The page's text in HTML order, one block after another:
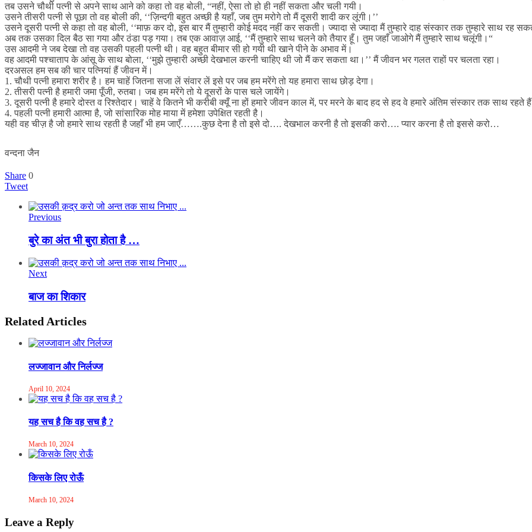
तब उसने चौथी पत्नी से अपने साथ आने को कहा तो वह बोली, “नहीं, ऐसा तो हो ही नहीं सकता और चली गयी।
उसने तीसरी पत्नी से पूछा तो वह बोली की, ‘‘ज़िन्दगी बहुत अच्छी है यहाँ, जब तुम मरोगे तो मैं दूसरी शादी कर लूंगी।’’
उसने दूसरी पत्नी से कहा तो वह बोली, ‘‘माफ़ कर दो, इस बार मैं तुम्हारी कोई मदद नहीं कर सकती। ज्यादा से ज्यादा मैं तुम्हारे दाह संस्कार तक तुम्हारे साथ रह
अब तक उसका दिल बैठ सा गया और ठंडा पड़ गया। तब एक आवाज़ आई, ‘‘मैं तुम्हारे साथ चलने को तैयार हूँ। तुम जहाँ जाओगे मैं तुम्हारे साथ चलूंगी।“
उस आदमी ने जब देखा तो वह उसकी पहली पत्नी थी। वह बहुत बीमार सी हो गयी थी खाने पीने के अभाव में।
वह आदमी पश्चाताप के आंसू के साथ बोला, ‘‘मुझे तुम्हारी अच्छी देखभाल करनी चाहिए थी जो मैं कर सकता था।’’ मैं जीवन भर गलत राहों पर चलता रहा।
दरअसल हम सब की चार पत्नियां हैं जीवन में।
1. चौथी पत्नी हमारा शरीर है। हम चाहें जितना सजा लें संवार लें इसे पर जब हम मरेंगे तो यह हमारा साथ छोड़ देगा।
2. तीसरी पत्नी है हमारी जमा पूँजी, रुतबा। जब हम मरेंगे तो ये दूसरों के पास चले जायेंगे।
3. दूसरी पत्नी है हमारे दोस्त व रिश्तेदार। चाहें वे कितने भी करीबी क्यूँ ना हों हमारे जीवन काल में, पर मरने के बाद हद से हद वे हमारे अंतिम संस्कार तक साथ रहते
4. पहली पत्नी हमारी आत्मा है, जो सांसारिक मोह माया में हमेशा उपेक्षित रहती है।
यही वह चीज़ है जो हमारे साथ रहती है जहाँ भी हम जाएँ…….कुछ देना है तो इसे दो…. देखभाल करनी है तो इसकी करो…. प्यार करना है तो इससे करो…
वन्दना जैन
Share 0
Tweet
Previous
बुरे का अंत भी बुरा होता है …
Next
बाज का शिकार
Related Articles
लज्जावान और निर्लज्ज
April 10, 2024
यह सच है कि वह सच है ?
March 10, 2024
किसके लिए रोऊँ
March 10, 2024
Leave a Reply